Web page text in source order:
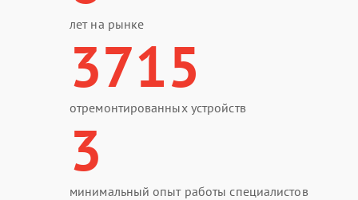
лет на рынке
3715
отремонтированных устройств
3
минимальный опыт работы специалистов